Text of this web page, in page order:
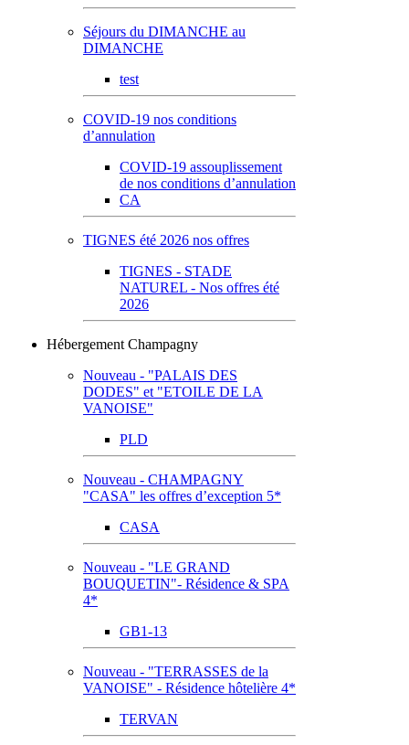
Séjours du DIMANCHE au
DIMANCHE
test
COVID-19 nos conditions
d’annulation
COVID-19 assouplissement
de nos conditions d’annulation
CA
TIGNES été 2026 nos offres
TIGNES - STADE
NATUREL - Nos offres été
2026
Hébergement Champagny
Nouveau - "PALAIS DES
DODES" et "ETOILE DE LA
VANOISE"
PLD
Nouveau - CHAMPAGNY
"CASA" les offres d’exception 5*
CASA
Nouveau - "LE GRAND
BOUQUETIN"- Résidence & SPA
4*
GB1-13
Nouveau - "TERRASSES de la
VANOISE" - Résidence hôtelière 4*
TERVAN